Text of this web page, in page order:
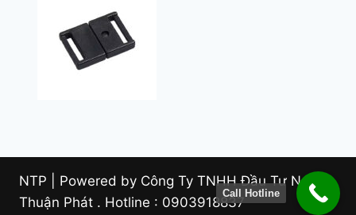
NTP | Powered by Công Ty TNHH Đầu Tư Nam
Thuận Phát . Hotline : 0903918837
Call Hotline